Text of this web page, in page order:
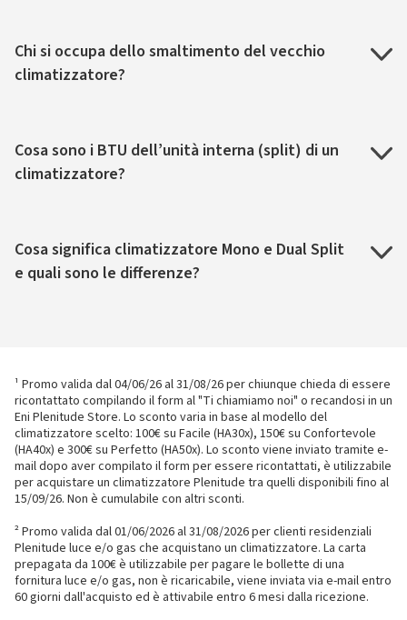
Chi si occupa dello smaltimento del vecchio
climatizzatore?
Cosa sono i BTU dell’unità interna (split) di un
climatizzatore?
Cosa significa climatizzatore Mono e Dual Split
e quali sono le differenze?
¹ Promo valida dal 04/06/26 al 31/08/26 per chiunque chieda di essere
ricontattato compilando il form al "Ti chiamiamo noi" o recandosi in un
Eni Plenitude Store. Lo sconto varia in base al modello del
climatizzatore scelto: 100€ su Facile (HA30x), 150€ su Confortevole
(HA40x) e 300€ su Perfetto (HA50x). Lo sconto viene inviato tramite e-
mail dopo aver compilato il form per essere ricontattati, è utilizzabile
per acquistare un climatizzatore Plenitude tra quelli disponibili fino al
15/09/26. Non è cumulabile con altri sconti.
² Promo valida dal 01/06/2026 al 31/08/2026 per clienti residenziali
Plenitude luce e/o gas che acquistano un climatizzatore. La carta
prepagata da 100€ è utilizzabile per pagare le bollette di una
fornitura luce e/o gas, non è ricaricabile, viene inviata via e-mail entro
60 giorni dall'acquisto ed è attivabile entro 6 mesi dalla ricezione.